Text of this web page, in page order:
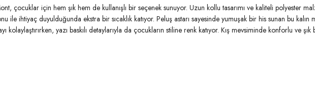
çocuklar için hem şık hem de kullanışlı bir seçenek sunuyor. Uzun kollu tasarımı ve kaliteli polyester
ihtiyaç duyulduğunda ekstra bir sıcaklık katıyor. Peluş astarı sayesinde yumuşak bir his sunan bu kalın
kolaylaştırırken, yazı baskılı detaylarıyla da çocukların stiline renk katıyor. Kış mevsiminde konforlu ve